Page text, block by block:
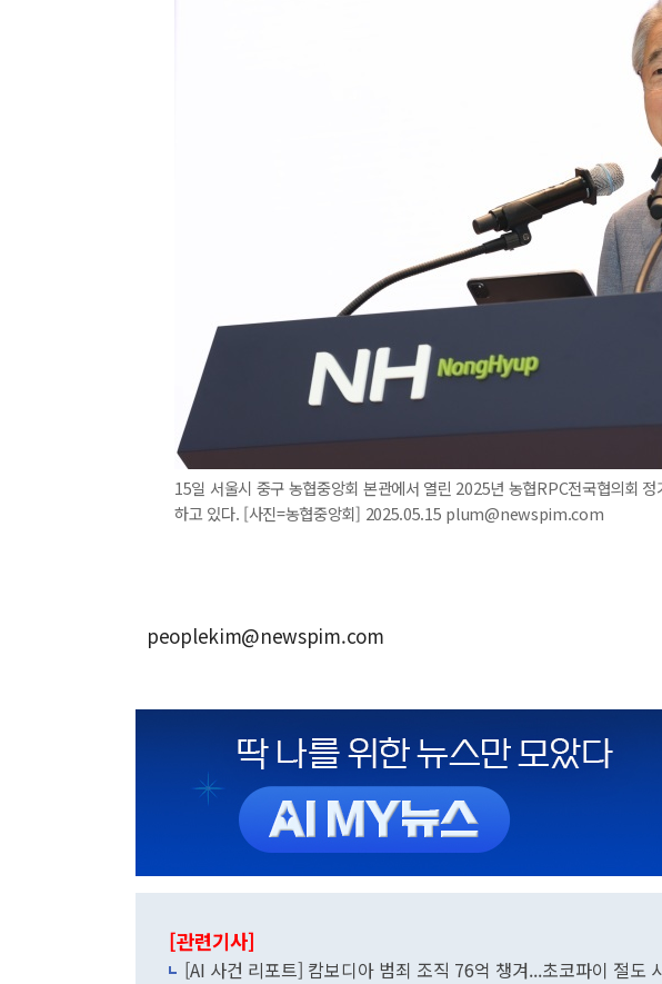
15일 서울시 중구 농협중앙회 본관에서 열린 2025년 농협RPC전국협의회
하고 있다. [사진=농협중앙회] 2025.05.15 plum@newspim.com
peoplekim@newspim.com
[관련기사]
[AI 사건 리포트] 캄보디아 범죄 조직 76억 챙겨...초코파이 절도